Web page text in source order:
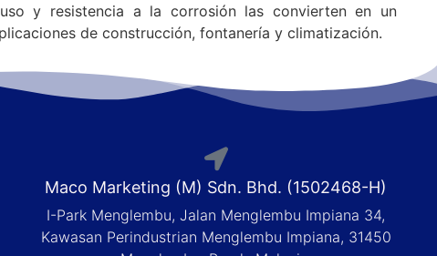
y resistencia a la corrosión las convierten en un
de construcción, fontanería y climatización.
Maco Marketing (M) Sdn. Bhd. (1502468-H)
I-Park Menglembu, Jalan Menglembu Impiana 34,
Kawasan Perindustrian Menglembu Impiana, 31450